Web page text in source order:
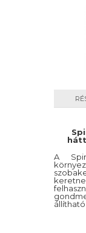
A
előre